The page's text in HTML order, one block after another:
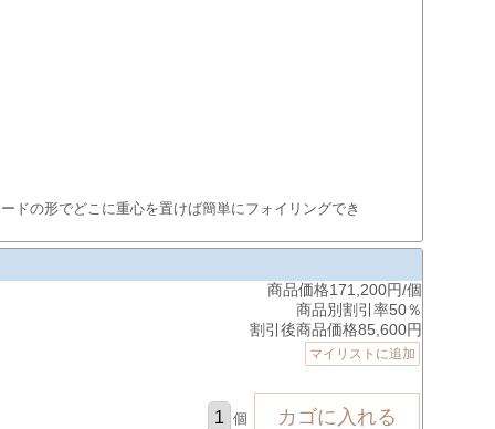
ドの形でどこに重心を置けば簡単にフォイリングでき
商品価格171,200円/個
商品別割引率50％
割引後商品価格85,600円
マイリストに追加
個